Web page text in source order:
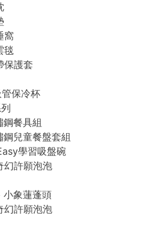
窩
毯
保護套
保冷杯
餐具組
兒童餐盤套組
學習吸盤碗
許願泡泡
象蓮蓬頭
許願泡泡